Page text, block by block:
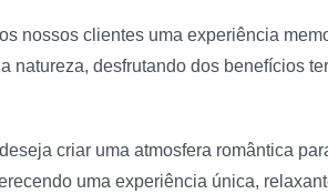
nossos clientes uma experiência
natureza, desfrutando dos benefícios
criar uma atmosfera romântica
uma experiência única,